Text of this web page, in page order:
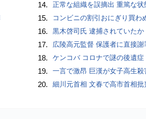
14. 正常な組織を誤摘出 重篤な状
15. コンビニの割引おにぎり買わ
16. 黒木啓司氏 逮捕されていたか
17. 広陵高元監督 保護者に直接謝
18. ケンコバ コロナで謎の後遺症
19. 一言で激昂 巨漢が女子高生殺
20. 細川元首相 文春で高市首相批